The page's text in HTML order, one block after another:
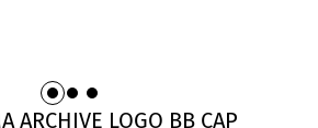
ARCHIVE LOGO BB CAP